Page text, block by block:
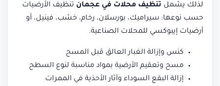
لذلك يشمل تنظيف محلات في عجمان تنظيف الأرضيات
حسب نوعها: سيراميك، بورسلان، رخام، خشب، فينيل، أو
أرضيات إيبوكسي للمحلات الصناعية.
كنس وإزالة الغبار العالق قبل المسح
مسح وتعقيم الأرضية بمواد مناسبة لنوع السطح
إزالة البقع السوداء وآثار الأحذية في الممرات